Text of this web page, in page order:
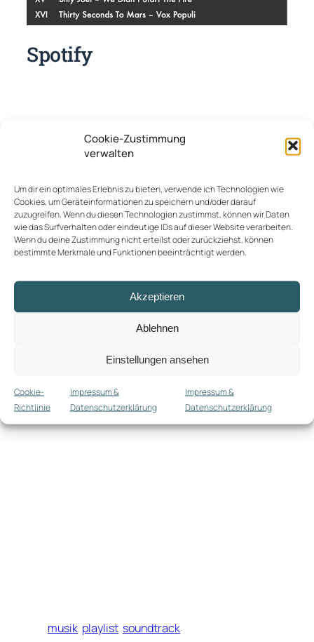
Cookie-Zustimmung
verwalten
Um dir ein optimales Erlebnis zu bieten, verwende ich Technologien wie
Cookies, um Geräteinformationen zu speichern und/oder darauf
zuzugreifen. Wenn du diesen Technologien zustimmst, können wir Daten
wie das Surfverhalten oder eindeutige IDs auf dieser Website verarbeiten.
Wenn du deine Zustimmung nicht erteilst oder zurückziehst, können
bestimmte Merkmale und Funktionen beeinträchtigt werden.
Akzeptieren
Ablehnen
Einstellungen ansehen
Cookie-
Richtlinie
Impressum &
Datenschutzerklärung
Impressum &
Datenschutzerklärung
Spotify
musik playlist soundtrack